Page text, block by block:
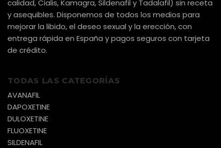
calidad, Cialis, Kamagra, Sildenafil y Tadalafil) sin receta
y asequibles. Disponemos de todos los medios para
mejorar la libido, el deseo sexual y la erección, con
entrega rápida en España y pagos seguros con tarjeta
de crédito.
TODAS LAS CATEGORÍAS
AVANAFIL
DAPOXETINE
DULOXETINE
FLUOXETINE
SILDENAFIL